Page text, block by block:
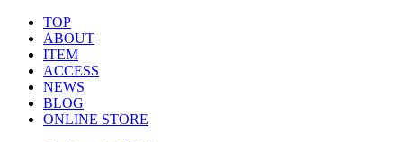
TOP
ABOUT
ITEM
ACCESS
NEWS
BLOG
ONLINE STORE